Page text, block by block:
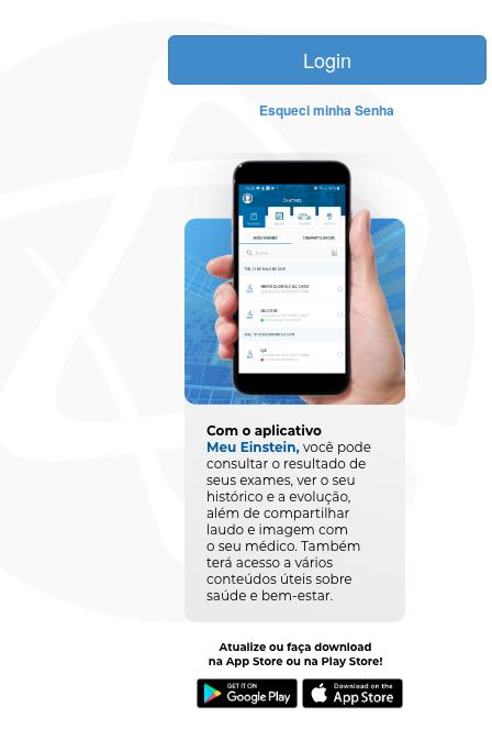
Esqueci minha Senha